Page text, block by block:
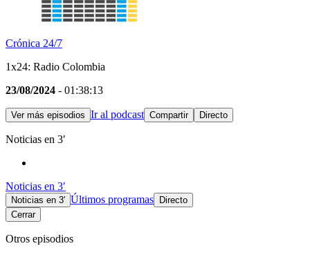
Crónica 24/7
1x24: Radio Colombia
23/08/2024 - 01:38:13
Ver más episodios Ir al podcast Compartir Directo
Noticias en 3′
Noticias en 3′
Noticias en 3′ Últimos programas Directo
Cerrar
Otros episodios